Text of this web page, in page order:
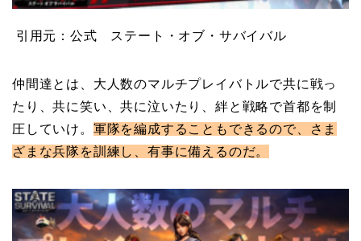
引用元：公式 ステート・オブ・サバイバル
仲間達とは、大人数のマルチプレイバトルで共に戦っ
たり、共に笑い、共に泣いたり、絆と戦略で首都を制
圧していけ。 軍隊を編成することもできるので、さま
ざまな兵隊を訓練し、有事に備えるのだ。